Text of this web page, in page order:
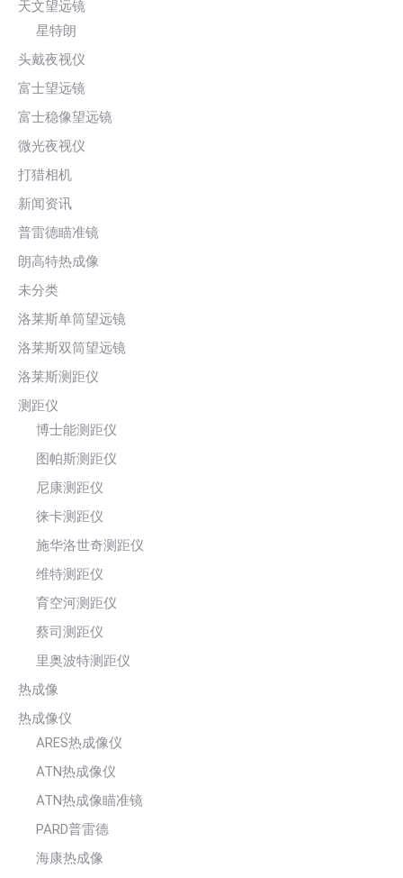
天文望远镜
星特朗
头戴夜视仪
富士望远镜
富士稳像望远镜
微光夜视仪
打猎相机
新闻资讯
普雷德瞄准镜
朗高特热成像
未分类
洛莱斯单筒望远镜
洛莱斯双筒望远镜
洛莱斯测距仪
测距仪
博士能测距仪
图帕斯测距仪
尼康测距仪
徕卡测距仪
施华洛世奇测距仪
维特测距仪
育空河测距仪
蔡司测距仪
里奥波特测距仪
热成像
热成像仪
ARES热成像仪
ATN热成像仪
ATN热成像瞄准镜
PARD普雷德
海康热成像